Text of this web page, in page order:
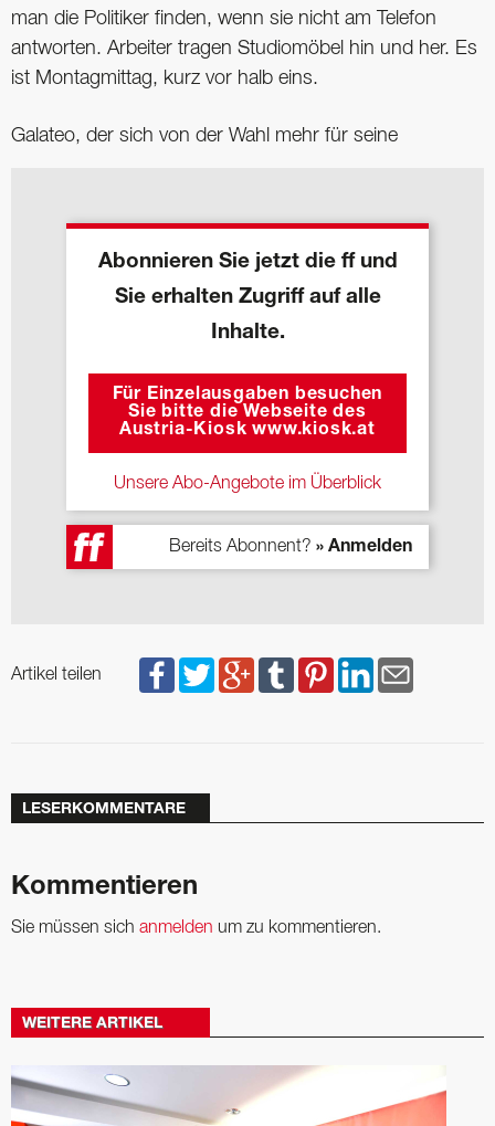
man die Politiker finden, wenn sie nicht am Telefon
antworten. Arbeiter tragen Studiomöbel hin und her. Es
ist Montagmittag, kurz vor halb eins.
Galateo, der sich von der Wahl mehr für seine
Abonnieren Sie jetzt die ff und
Sie erhalten Zugriff auf alle
Inhalte.
Für Einzelausgaben besuchen
Sie bitte die Webseite des
Austria-Kiosk www.kiosk.at
Unsere Abo-Angebote im Überblick
Bereits Abonnent? » Anmelden
Artikel teilen
LESERKOMMENTARE
Kommentieren
Sie müssen sich anmelden um zu kommentieren.
WEITERE ARTIKEL